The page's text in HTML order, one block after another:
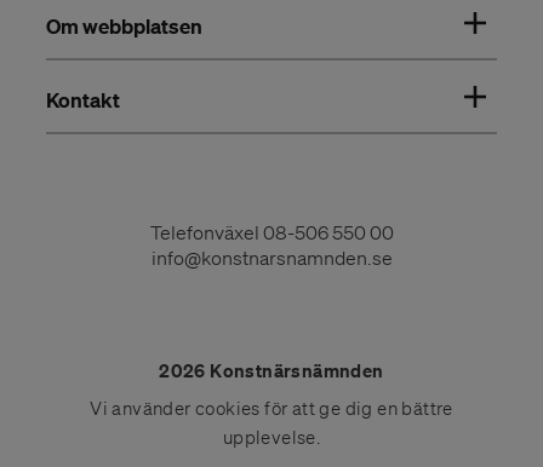
Om webbplatsen
Kontakt
Telefonväxel 08-506 550 00
info@konstnarsnamnden.se
2026 Konstnärsnämnden
Vi använder cookies för att ge dig en bättre
upplevelse.